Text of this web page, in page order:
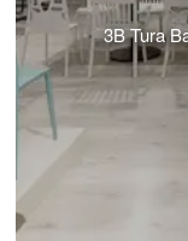
3B Tura